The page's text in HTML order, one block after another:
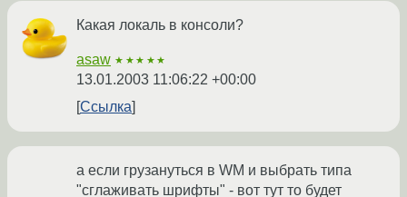
Какая локаль в консоли?
asaw ★★★★★
13.01.2003 11:06:22 +00:00
Ссылка
а если грузануться в WM и выбрать типа
"сглаживать шрифты" - вот тут то будет